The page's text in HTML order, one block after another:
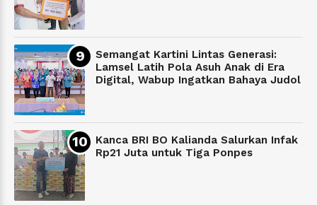
Semangat Kartini Lintas Generasi:
Lamsel Latih Pola Asuh Anak di Era
Digital, Wabup Ingatkan Bahaya Judol
Kanca BRI BO Kalianda Salurkan Infak
Rp21 Juta untuk Tiga Ponpes